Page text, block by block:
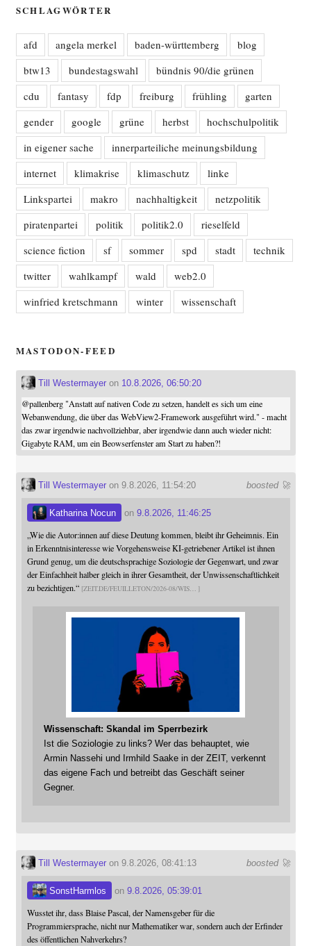
SCHLAGWÖRTER
afd angela merkel baden-württemberg
blog
btw13
bundestagswahl
bündnis 90/die grünen
cdu
fantasy fdp freiburg frühling
garten
gender
google grüne herbst
hochschulpolitik
in eigener sache
innerparteiliche meinungsbildung
internet
klimakrise klimaschutz
linke
Linkspartei
makro nachhaltigkeit
netzpolitik
piratenpartei
politik politik2.0
rieselfeld
science fiction
sf sommer spd stadt
technik
twitter
wahlkampf wald
web2.0
winfried kretschmann
winter wissenschaft
MASTODON-FEED
Till Westermayeron 10.8.2026, 06:50:20
@pallenberg"Anstatt auf nativen Code zu setzen, handelt es sich um eine
Webanwendung, die über das WebView2-Framework ausgeführt wird." - macht
das zwar irgendwie nachvollziehbar, aber irgendwie dann auch wieder nicht:
Gigabyte RAM, um ein Beowserfenster am Start zu haben?!
boosted 🚀
Till Westermayeron 9.8.2026, 11:54:20
Katharina Nocun on 9.8.2026, 11:46:25
„Wie die Autor:innen auf diese Deutung kommen, bleibt ihr Geheimnis. Ein
in Erkenntnisinteresse wie Vorgehensweise KI-getriebener Artikel ist ihnen
Grund genug, um die deutschsprachige Soziologie der Gegenwart, und zwar
der Einfachheit halber gleich in ihrer Gesamtheit, der Unwissenschaftlichkeit
zu bezichtigen.“ ZEIT.DE/FEUILLETON/2026-08/WIS
Wissenschaft: Skandal im Sperrbezirk
Ist die Soziologie zu links? Wer das behauptet, wie
Armin Nassehi und Irmhild Saake in der ZEIT, verkennt
das eigene Fach und betreibt das Geschäft seiner
Gegner.
boosted 🚀
Till Westermayeron 9.8.2026, 08:41:13
SonstHarmlos on 9.8.2026, 05:39:01
Wusstet ihr, dass Blaise Pascal, der Namensgeber für die
Programmiersprache, nicht nur Mathematiker war, sondern auch der Erfinder
des öffentlichen Nahverkehrs?